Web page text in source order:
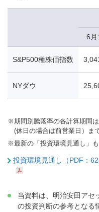
6月
S&P500種株価指数
NYダウ
※期間別騰落率の各計算期間
(休日の場合は前営業日）ま
※最新の「投資環境見通し」も
投資環境見通し（PDF：
当資料は、明治安田アセ
の投資判断の参考となる